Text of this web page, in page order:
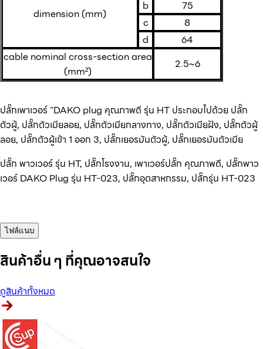
dimension (mm)
b
75
c
8
d
64
cable nominal cross-section area
(mm²)
2.5~6
ปลั๊กเพาเวอร์ "DAKO plug คุณภาพดี รุ่น HT ประกอบไปด้วย ปลั๊ก
ตัวผู้, ปลั๊กตัวเมียลอย, ปลั๊กตัวเมียกลางทาง, ปลั๊กตัวเมียฝัง, ปลั๊กตัวผู้
ลอย, ปลั๊กตัวผู้เข้า 1 ออก 3, ปลั๊กเยอรมันตัวผู้, ปลั๊กเยอรมันตัวเมีย
ปลั๊ก พาวเวอร์ รุ่น HT, ปลั๊กโรงงาน, เพาเวอร์ปลั๊ก คุณภาพดี, ปลั๊กพาว
เวอร์ DAKO Plug รุ่น HT-023, ปลั๊กอุตสาหกรรม, ปลั๊กรุ่น HT-023
ไฟล์แนบ
สินค้าอื่น ๆ ที่คุณอาจสนใจ
ดูสินค้าทั้งหมด